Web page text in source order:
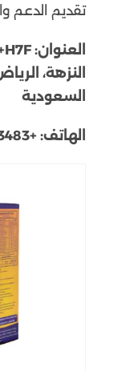
تقديم الدعم
العنوان:
السعودية
الهاتف:+966501713483